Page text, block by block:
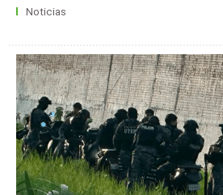
Noticias